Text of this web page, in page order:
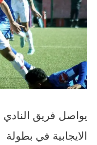
يواصل فريق النادي
الايجابية في بطولة